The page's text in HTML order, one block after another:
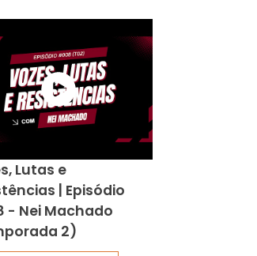
Lutas e
| Episódio
- Nei Machado
2)